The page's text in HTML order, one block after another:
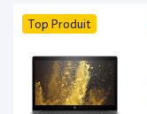
Top Produit